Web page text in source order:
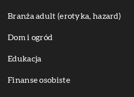
Branża adult (erotyka, hazard)
Dom i ogród
Edukacja
Finanse osobiste